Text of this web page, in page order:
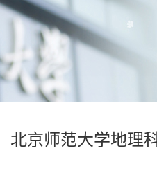
北京师范大学地理